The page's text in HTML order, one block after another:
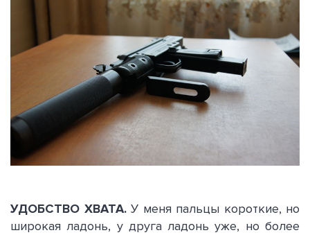
УДОБСТВО ХВАТА.У меня пальцы короткие, но
широкая ладонь, у друга ладонь уже, но более